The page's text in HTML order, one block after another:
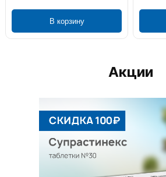
В корзину
Акции